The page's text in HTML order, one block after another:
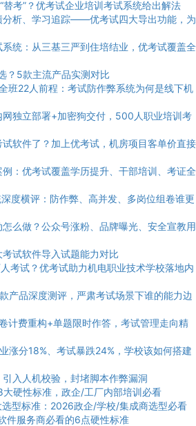
替考”？优考试企业培训考试系统给出解法
分析、学习追踪——优考试四大导出功能，为
统：从三基三严到住培结业，优考试覆盖全
？5款主流产品实测对比
班22人前程：考试防作弊系统为何是线下机
独立部署+加密狗交付，500人职业培训考
软件了？加上优考试，机房项目客单价直接
：优考试覆盖学历提升、干部培训、考证全
度横评：防作弊、高并发、多岗位组卷谁更
么做？公众号涨粉、品牌曝光、安全宣教用
试软件导入试题能力对比
考试？优考试助力机电职业技术学校落地内
产品深度测评，严肃考试场景下谁的能力边
计费重构+单题限时作答，考试管理走向精
涨分18%、考试暴跌24%，学校该如何搭建
入人机校验，封堵脚本作弊漏洞
硬性标准，政企/工厂内部培训必看
型标准：2026政企/学校/集成商选型必看
件服务商必看的6点硬性标准